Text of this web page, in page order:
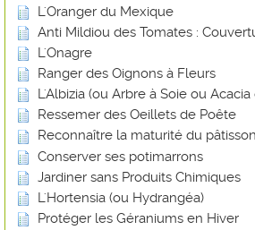
L'Oranger du Mexique
Anti Mildiou des Tomates :
L'Onagre
Ranger des Oignons à Fleurs
L'Albizia (ou Arbre à Soie ou
Ressemer des Oeillets de Poête
Reconnaître la maturité du
Conserver ses potimarrons
Jardiner sans Produits Chimiques
L'Hortensia (ou Hydrangéa)
Protéger les Géraniums en Hiver